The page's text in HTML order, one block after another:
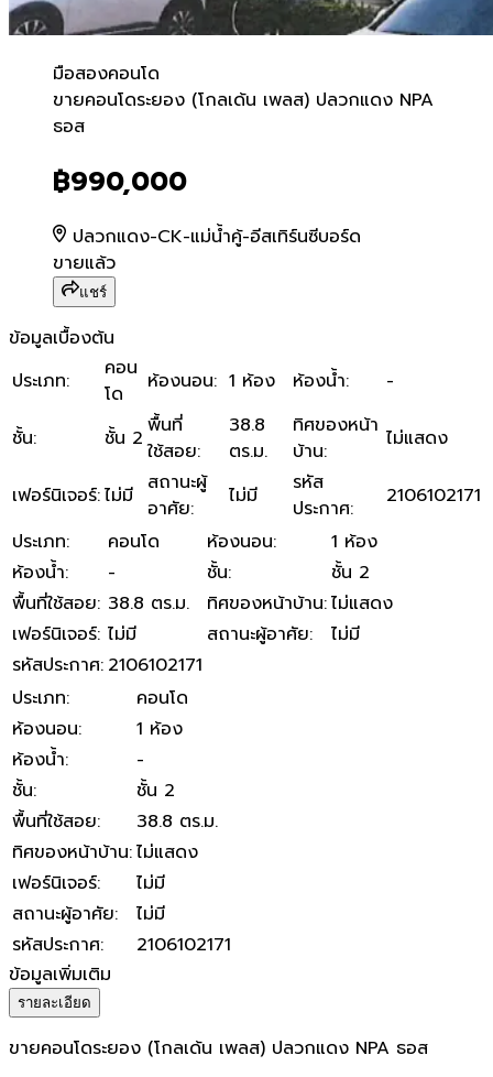
มือสองคอนโด
ขายคอนโดระยอง (โกลเด้น
ขายคอนโดระยอง (โกลเด้น เพลส) ปลวกแดง NPA
ธอส
฿990,000
ปลวกแดง-CK-แม่น้ำคู้-อีสเทิร์นซีบอร์ด
ขายแล้ว
แชร์
ข้อมูลเบื้องต้น
ประเภท:
คอน
โด
ห้องนอน: 1 ห้อง ห้องน้ำ: -
ชั้น: ชั้น 2 พื้นที่
ใช้สอย:
38.8
ตร.ม.
ทิศของหน้า
บ้าน: ไม่แสดง
เฟอร์นิเจอร์:ไม่มี สถานะผู้
อาศัย: ไม่มี
รหัส
ประกาศ:
2106102171
ประเภท: คอนโด ห้องนอน:
1 ห้อง
ห้องน้ำ: - ชั้น:
ชั้น 2
พื้นที่ใช้สอย: 38.8 ตร.ม. ทิศของหน้าบ้าน:ไม่แสดง
เฟอร์นิเจอร์: ไม่มี สถานะผู้อาศัย:
ไม่มี
รหัสประกาศ: 2106102171
ประเภท:
คอนโด
ห้องนอน:
1 ห้อง
ห้องน้ำ:
-
ชั้น:
ชั้น 2
พื้นที่ใช้สอย:
38.8 ตร.ม.
ทิศของหน้าบ้าน:ไม่แสดง
เฟอร์นิเจอร์:
ไม่มี
สถานะผู้อาศัย:
ไม่มี
รหัสประกาศ:
2106102171
ข้อมูลเพิ่มเติม
รายละเอียด
ขายคอนโดระยอง (โกลเด้น เพลส) ปลวกแดง NPA ธอส